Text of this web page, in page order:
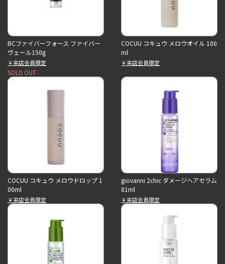
BCファイバーフォース ファイバー
ヴェール150g
￥来店会員限定
SOLD OUT
COCUU コキュウ メロウオイル 100
ml
￥来店会員限定
COCUU コキュウ メロウドロップ 1
00ml
￥来店会員限定
giovanni 2chic ダメージヘアセラム
81ml
￥来店会員限定